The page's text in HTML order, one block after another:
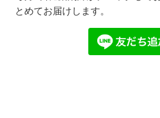
とめてお届けします。